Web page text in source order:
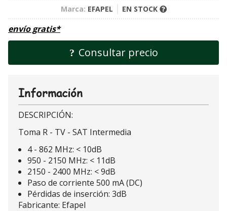
Marca: EFAPEL EN STOCK
envío gratis*
Consultar precio
Información
DESCRIPCIÓN:
Toma R - TV - SAT Intermedia
4 - 862 MHz: < 10dB
950 - 2150 MHz: < 11dB
2150 - 2400 MHz: < 9dB
Paso de corriente 500 mA (DC)
Pérdidas de inserción: 3dB
Fabricante: Efapel